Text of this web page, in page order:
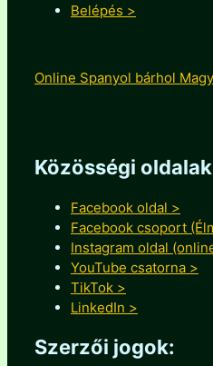
Belépés >
Online Spanyol bárhol
Közösségi
Facebook oldal >
Facebook csoport
Instagram oldal
YouTube csatorna >
TikTok >
LinkedIn >
Szerzői jogok: